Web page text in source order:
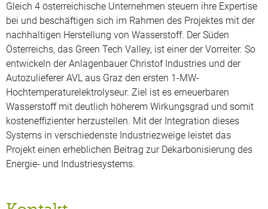
Gleich 4 österreichische Unternehmen steuern ihre Expertise
bei und beschäftigen sich im Rahmen des Projektes mit der
nachhaltigen Herstellung von Wasserstoff. Der Süden
Österreichs, das Green Tech Valley, ist einer der Vorreiter. So
entwickeln der Anlagenbauer Christof Industries und der
Autozulieferer AVL aus Graz den ersten 1-MW-
Hochtemperaturelektrolyseur. Ziel ist es erneuerbaren
Wasserstoff mit deutlich höherem Wirkungsgrad und somit
kosteneffizienter herzustellen. Mit der Integration dieses
Systems in verschiedenste Industriezweige leistet das
Projekt einen erheblichen Beitrag zur Dekarbonisierung des
Energie- und Industriesystems.